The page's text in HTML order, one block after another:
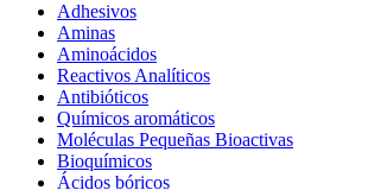
Adhesivos
Aminas
Aminoácidos
Reactivos Analíticos
Antibióticos
Químicos aromáticos
Moléculas Pequeñas Bioactivas
Bioquímicos
Ácidos bóricos